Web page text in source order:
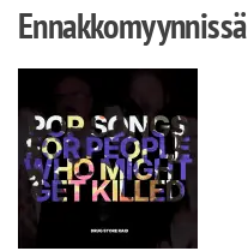
Ennakkomyynnissä